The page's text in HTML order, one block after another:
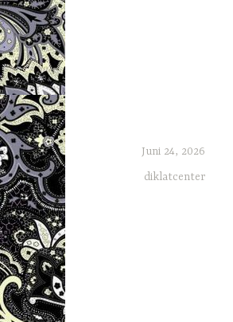
Juni 24, 2026
diklatcenter